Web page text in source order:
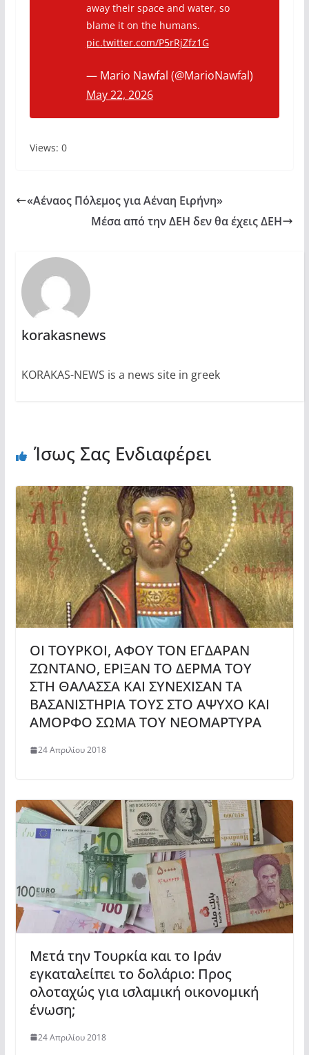
away their space and water, so
blame it on the humans.
pic.twitter.com/P5rRjZfz1G
— Mario Nawfal (@MarioNawfal)
May 22, 2026
Views: 0
«Αέναος Πόλεμος για Αέναη Ειρήνη»
Μέσα από την ΔΕΗ δεν θα έχεις ΔΕΗ
korakasnews
KORAKAS-NEWS is a news site in greek
Ίσως Σας Ενδιαφέρει
ΟΙ ΤΟΥΡΚΟΙ, ΑΦΟΥ ΤΟΝ ΕΓΔΑΡΑΝ
ΖΩΝΤΑΝΟ, ΕΡΙΞΑΝ ΤΟ ΔΕΡΜΑ ΤΟΥ
ΣΤΗ ΘΑΛΑΣΣΑ ΚΑΙ ΣΥΝΕΧΙΣΑΝ ΤΑ
ΒΑΣΑΝΙΣΤΗΡΙΑ ΤΟΥΣ ΣΤΟ ΑΨΥΧΟ ΚΑΙ
ΑΜΟΡΦΟ ΣΩΜΑ ΤΟΥ ΝΕΟΜΑΡΤΥΡΑ
24 Απριλίου 2018
Μετά την Τουρκία και το Ιράν
εγκαταλείπει το δολάριο: Προς
ολοταχώς για ισλαμική οικονομική
ένωση;
24 Απριλίου 2018